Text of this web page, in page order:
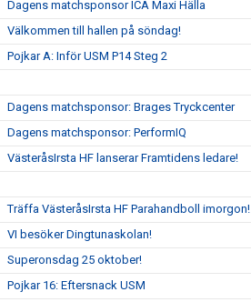
Dagens matchsponsor ICA Maxi Hälla
Välkommen till hallen på söndag!
Pojkar A: Inför USM P14 Steg 2
Dagens matchsponsor: Brages Tryckcenter
Dagens matchsponsor: PerformIQ
VästeråsIrsta HF lanserar Framtidens ledare!
Träffa VästeråsIrsta HF Parahandboll imorgon!
VI besöker Dingtunaskolan!
Superonsdag 25 oktober!
Pojkar 16: Eftersnack USM